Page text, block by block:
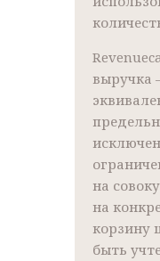
выручка
на
на
корзину
быть